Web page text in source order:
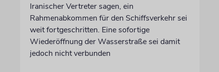
Iranischer Vertreter sagen, ein
Rahmenabkommen für den Schiffsverkehr sei
weit fortgeschritten. Eine sofortige
Wiederöffnung der Wasserstraße sei damit
jedoch nicht verbunden